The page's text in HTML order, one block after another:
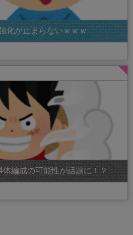
化が止まらないｗｗｗ
編成の可能性が話題に！？